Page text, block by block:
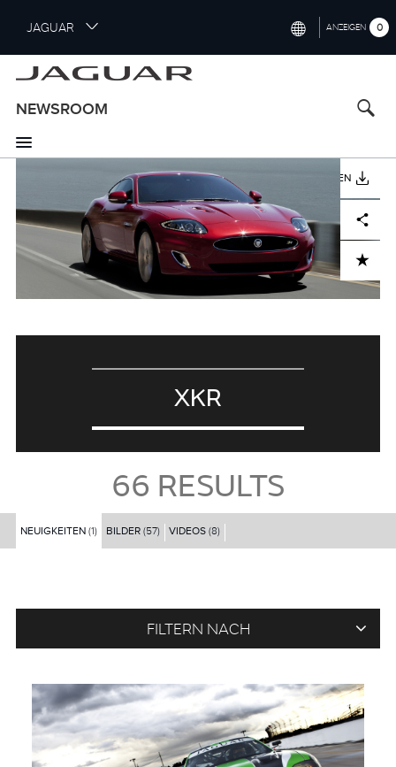
i
p
o
m
a
c
n
JAGUAR
UNITED KINGDOM (ENGLISH)
GERMANY (DEUTSCH)
FRANCE (FRANÇAIS)
SPAIN (ESPAÑOL)
ANZEIGEN 0
NEWSROOM
HERUNTERLADEN
ADD TO CART
Facebook
X Share
XKR
66 RESULTS
NEUIGKEITEN (1) BILDER (57) VIDEOS (8)
FILTERN NACH